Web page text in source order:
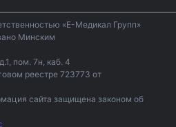
«Е-Медикал Групп»
Минским
пом. 7н, каб. 4
реестре 723773 от
сайта защищена законом об